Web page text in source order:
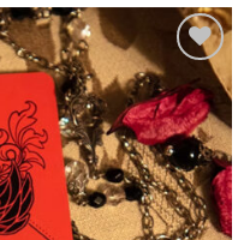
Añadir
a la
lista
de
deseos